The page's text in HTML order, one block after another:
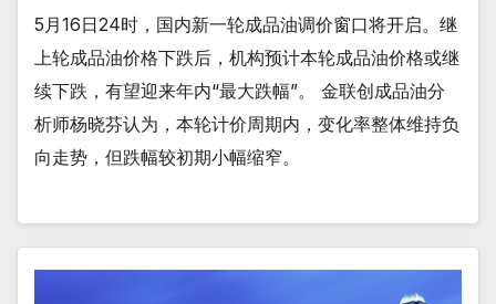
5月16日24时，国内新一轮成品油调价窗口将开启。继
上轮成品油价格下跌后，机构预计本轮成品油价格或继
续下跌，有望迎来年内“最大跌幅”。 金联创成品油分
析师杨晓芬认为，本轮计价周期内，变化率整体维持负
向走势，但跌幅较初期小幅缩窄。